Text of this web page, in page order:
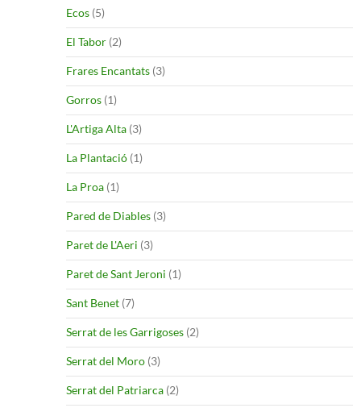
Ecos (5)
El Tabor (2)
Frares Encantats (3)
Gorros (1)
L'Artiga Alta (3)
La Plantació (1)
La Proa (1)
Pared de Diables (3)
Paret de L'Aeri (3)
Paret de Sant Jeroni (1)
Sant Benet (7)
Serrat de les Garrigoses (2)
Serrat del Moro (3)
Serrat del Patriarca (2)